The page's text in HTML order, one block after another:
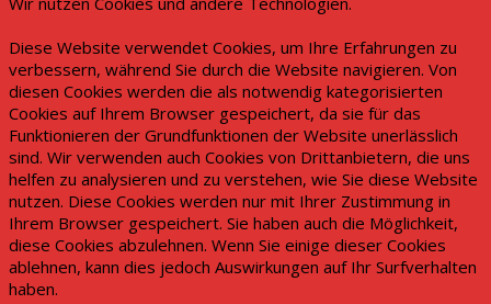
Diese Website verwendet Cookies, um Ihre Erfahrungen zu
verbessern, während Sie durch die Website navigieren. Von
diesen Cookies werden die als notwendig kategorisierten
Cookies auf Ihrem Browser gespeichert, da sie für das
Funktionieren der Grundfunktionen der Website unerlässlich
sind. Wir verwenden auch Cookies von Drittanbietern, die uns
helfen zu analysieren und zu verstehen, wie Sie diese Website
nutzen. Diese Cookies werden nur mit Ihrer Zustimmung in
Ihrem Browser gespeichert. Sie haben auch die Möglichkeit,
diese Cookies abzulehnen. Wenn Sie einige dieser Cookies
ablehnen, kann dies jedoch Auswirkungen auf Ihr Surfverhalten
haben.